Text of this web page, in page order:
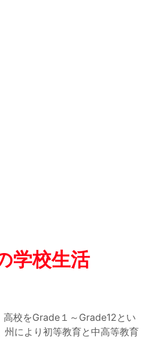
学校生活
校をGrade１～Grade12とい
州により初等教育と中高等教育